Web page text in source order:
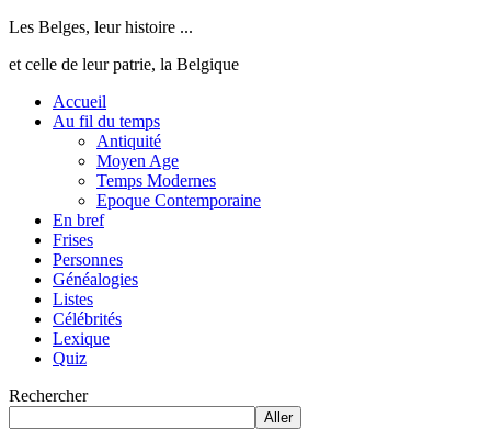
Les Belges, leur histoire ...
et celle de leur patrie, la Belgique
Accueil
Au fil du temps
Antiquité
Moyen Age
Temps Modernes
Epoque Contemporaine
En bref
Frises
Personnes
Généalogies
Listes
Célébrités
Lexique
Quiz
Rechercher
Aller